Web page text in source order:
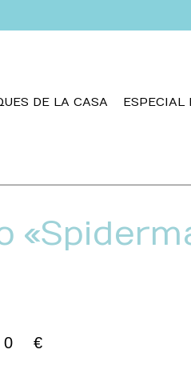
DE LA CASA ESPECIAL
€